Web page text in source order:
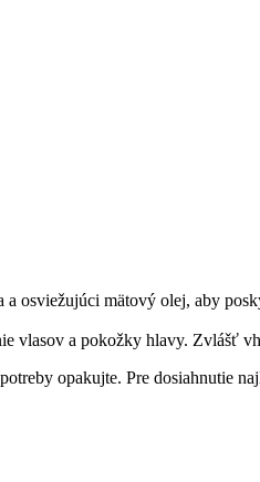
mätový olej, aby
vlasov a pokožky hlavy. Zvlášť
opakujte. Pre dosiahnutie